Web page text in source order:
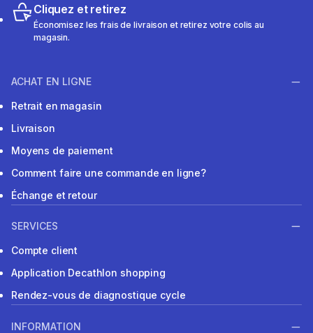
Cliquez et retirez
Économisez les frais de livraison et retirez votre colis au
magasin.
ACHAT EN LIGNE
Retrait en magasin
Livraison
Moyens de paiement
Comment faire une commande en ligne?
Échange et retour
SERVICES
Compte client
Application Decathlon shopping
Rendez-vous de diagnostique cycle
INFORMATION